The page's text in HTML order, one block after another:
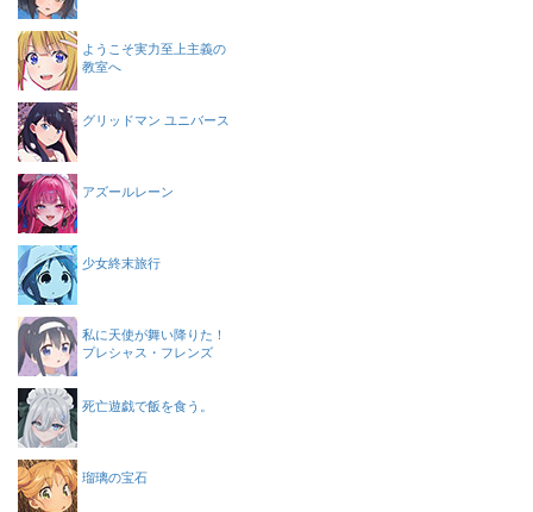
ようこそ実力至上主義の
教室へ
グリッドマン ユニバース
アズールレーン
少女終末旅行
私に天使が舞い降りた！
プレシャス・フレンズ
死亡遊戯で飯を食う。
瑠璃の宝石